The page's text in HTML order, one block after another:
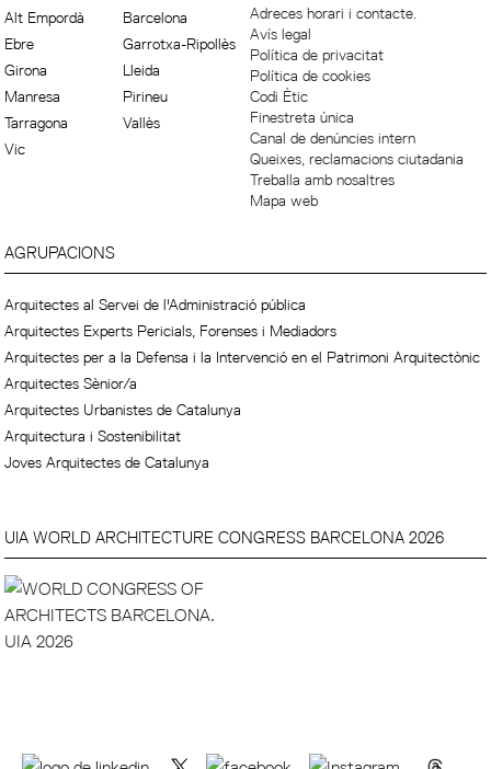
Alt Empordà
Barcelona
Ebre
Garrotxa-Ripollès
Girona
Lleida
Manresa
Pirineu
Tarragona
Vallès
Vic
Adreces horari i contacte.
Avís legal
Política de privacitat
Política de cookies
Codi Ètic
Finestreta única
Canal de denúncies intern
Queixes, reclamacions ciutadania
Treballa amb nosaltres
Mapa web
AGRUPACIONS
Arquitectes al Servei de l'Administració pública
Arquitectes Experts Pericials, Forenses i Mediadors
Arquitectes per a la Defensa i la Intervenció en el Patrimoni Arquitectònic
Arquitectes Sènior/a
Arquitectes Urbanistes de Catalunya
Arquitectura i Sostenibilitat
Joves Arquitectes de Catalunya
UIA WORLD ARCHITECTURE CONGRESS BARCELONA 2026